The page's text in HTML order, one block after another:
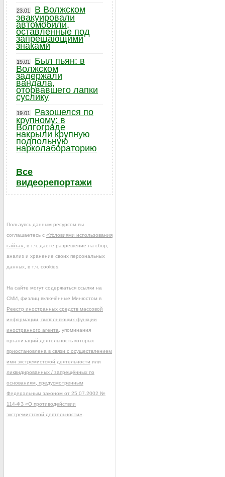
23.01
В Волжском
эвакуировали
автомобили,
оставленные под
запрещающими
знаками
19.01
Был пьян: в
Волжском
задержали
вандала,
оторвавшего лапки
суслику
19.01
Разошелся по
крупному: в
Волгограде
накрыли крупную
подпольную
нарколабораторию
Все
видеорепортажи
Пользуясь данным ресурсом вы
соглашаетесь с «Условиями использования
сайта» , в т.ч. даёте разрешение на сбор,
анализ и хранение своих персональных
данных, в т.ч. cookies.
На сайте могут содержаться ссылки на
СМИ, физлиц включённые Минюстом в
Реестр иностранных средств массовой
информации, выполняющих функции
иностранного агента , упоминания
организаций деятельность которых
приостановлена в связи с осуществлением
ими экстремистской деятельности или
ликвидированных / запрещённых по
основаниям, предусмотренным
Федеральным законом от 25.07.2002 №
114-ФЗ «О противодействии
экстремистской деятельности»